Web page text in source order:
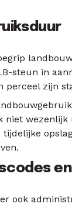
steun in
zijn
ook